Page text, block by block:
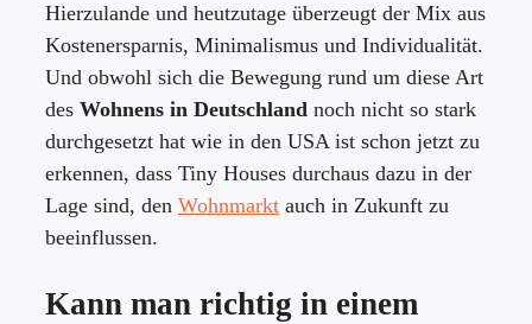
Hierzulande und heutzutage überzeugt der Mix aus
Kostenersparnis, Minimalismus und Individualität.
Und obwohl sich die Bewegung rund um diese Art
des Wohnens in Deutschland noch nicht so stark
durchgesetzt hat wie in den USA ist schon jetzt zu
erkennen, dass Tiny Houses durchaus dazu in der
Lage sind, den Wohnmarkt auch in Zukunft zu
beeinflussen.
Kann man richtig in einem